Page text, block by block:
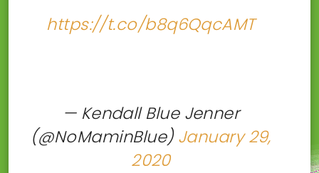
https://t.co/b8q6QqcAMT
— Kendall Blue Jenner
(@NoMaminBlue)January 29,
2020